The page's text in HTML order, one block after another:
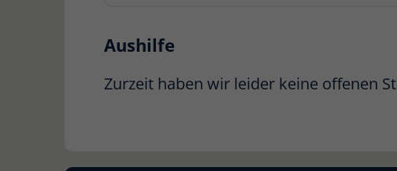
Aushilfe
Zurzeit haben wir leider keine offenen